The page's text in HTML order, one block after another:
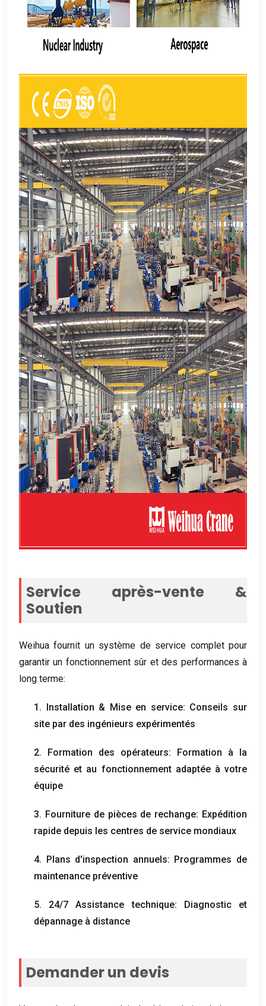
Service après-vente &
Soutien
Weihua fournit un système de service complet pour
garantir un fonctionnement sûr et des performances à
long terme:
1. Installation & Mise en service: Conseils sur
site par des ingénieurs expérimentés
2. Formation des opérateurs: Formation à la
sécurité et au fonctionnement adaptée à votre
équipe
3. Fourniture de pièces de rechange: Expédition
rapide depuis les centres de service mondiaux
4. Plans d'inspection annuels: Programmes de
maintenance préventive
5. 24/7 Assistance technique: Diagnostic et
dépannage à distance
Demander un devis